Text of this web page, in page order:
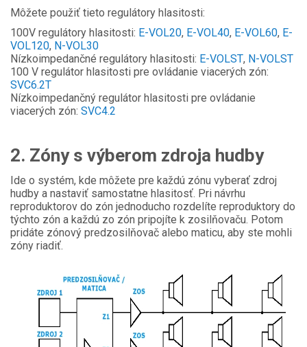
Môžete použiť tieto regulátory hlasitosti:
100V regulátory hlasitosti: E-VOL20, E-VOL40, E-VOL60, E-
VOL120, N-VOL30
Nízkoimpedančné regulátory hlasitosti: E-VOLST, N-VOLST
100 V regulátor hlasitosti pre ovládanie viacerých zón:
SVC6.2T
Nízkoimpedančný regulátor hlasitosti pre ovládanie
viacerých zón: SVC4.2
2. Zóny s výberom zdroja hudby
Ide o systém, kde môžete pre každú zónu vyberať zdroj
hudby a nastaviť samostatne hlasitosť. Pri návrhu
reproduktorov do zón jednoducho rozdelíte reproduktory do
týchto zón a každú zo zón pripojíte k zosilňovaču. Potom
pridáte zónový predzosilňovač alebo maticu, aby ste mohli
zóny riadiť.